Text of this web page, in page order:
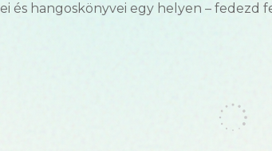
és hangoskönyvei egy helyen – fedezd